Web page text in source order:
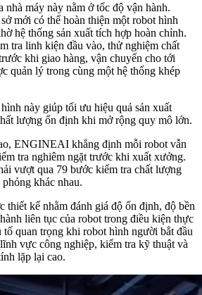
máy này nằm ở tốc độ vận hành.
mới có thể hoàn thiện một robot hình
hệ thống sản xuất tích hợp hoàn chỉnh.
tra linh kiện đầu vào, thử nghiệm chất
khi giao hàng, vận chuyển cho tới
quản lý trong cùng một hệ thống khép
này giúp tối ưu hiệu quả sản xuất
lượng ổn định khi mở rộng quy mô lớn.
ENGINEAI khẳng định mỗi robot vẫn
tra nghiêm ngặt trước khi xuất xưởng.
vượt qua 79 bước kiểm tra chất lượng
khác nhau.
thiết kế nhằm đánh giá độ ổn định, độ bền
liên tục của robot trong điều kiện thực
quan trọng khi robot hình người bắt đầu
vực công nghiệp, kiểm tra kỹ thuật và
lặp lại cao.